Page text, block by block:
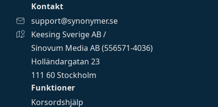
Funktioner
Korsordshjälp
Kontakt
support@synonymer.se
Keesing Sverige AB /
Sinovum Media AB (556571-4036)
Holländargatan 23
111 60 Stockholm